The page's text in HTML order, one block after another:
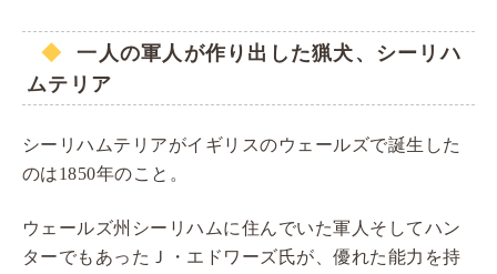
一人の軍人が作り出した猟犬、シーリハ
ムテリア
シーリハムテリアがイギリスのウェールズで誕生した
のは1850年のこと。
ウェールズ州シーリハムに住んでいた軍人そしてハン
ターでもあったＪ・エドワーズ氏が、優れた能力を持